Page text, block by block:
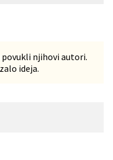
povukli njihovi autori.
ideja.